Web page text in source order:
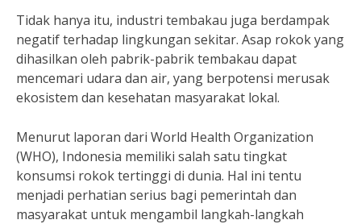
Tidak hanya itu, industri tembakau juga berdampak
negatif terhadap lingkungan sekitar. Asap rokok yang
dihasilkan oleh pabrik-pabrik tembakau dapat
mencemari udara dan air, yang berpotensi merusak
ekosistem dan kesehatan masyarakat lokal.
Menurut laporan dari World Health Organization
(WHO), Indonesia memiliki salah satu tingkat
konsumsi rokok tertinggi di dunia. Hal ini tentu
menjadi perhatian serius bagi pemerintah dan
masyarakat untuk mengambil langkah-langkah